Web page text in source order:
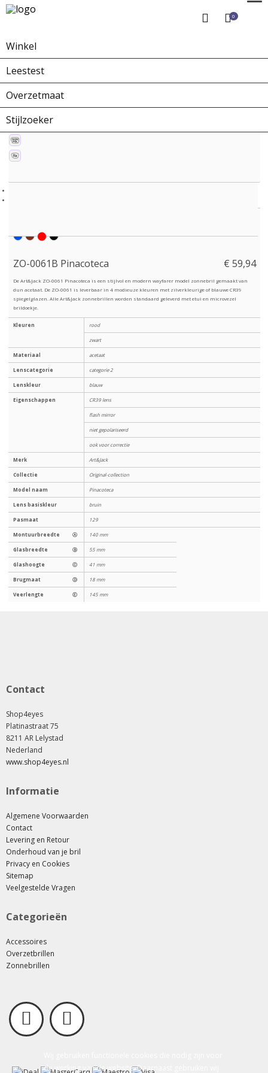
de werking van de website. Daarnaast gebruiken wij
0
Winkel
Leestest
Overzetmaat
Stijlzoeker
Home Winkel
ZO-0061B Pinacoteca € 59,94
De Art&Jack ZO-0061 Pinacoteca is een stijlvol en modern wayfarer model zonnebril gemaakt van
dun acetaat. De ZO-0061 is leverbaar in 4 modieuze kleuren met zilverkleurige of blauwe CR39
spiegelglazen. Alle Art&Jack zonnebrillen worden standaard geleverd met etui en microvezel
brildoekje.
Kleuren rood
zwart
Materiaal acetaat
Lenscategorie categorie 2
Lenskleur blauw
Eigenschappen CR39 lens
flash mirror
niet gepolariseerd
ook voor correctie
Merk Art&Jack
Collectie Original-collection
Model naam Pinacoteca
Lens basiskleur bruin
Pasmaat 129
Montuurbreedte Ⓐ 140 mm
Glasbreedte Ⓑ 55 mm
Glashoogte Ⓒ 41 mm
Brugmaat Ⓓ 18 mm
Veerlengte Ⓔ 145 mm
Contact
Shop4eyes
Platinastraat 75
8211 AR Lelystad
Nederland
www.shop4eyes.nl
Informatie
Algemene Voorwaarden
Contact
Levering en Retour
Onderhoud van je bril
Privacy en Cookies
Sitemap
Veelgestelde Vragen
Categorieën
Accessoires
Overzetbrillen
Zonnebrillen